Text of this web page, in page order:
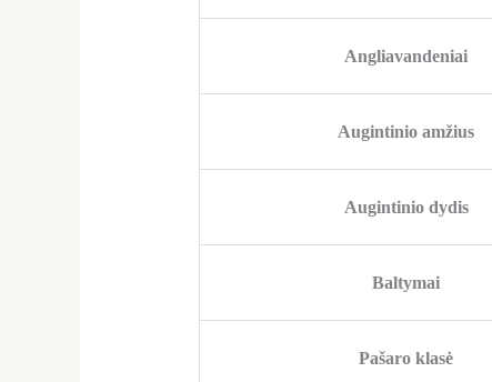
Angliavandeniai
Augintinio amžius
Augintinio dydis
Baltymai
Pašaro klasė